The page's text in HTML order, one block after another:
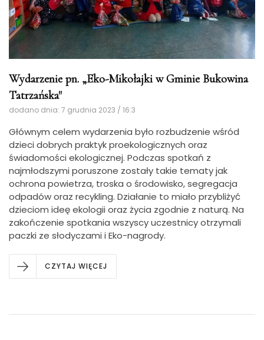
Wydarzenie pn. „Eko-Mikołajki w Gminie Bukowina
Tatrzańska"
dodano dnia: 7 grudnia 2023 / 16:3
Głównym celem wydarzenia było rozbudzenie wśród
dzieci dobrych praktyk proekologicznych oraz
świadomości ekologicznej. Podczas spotkań z
najmłodszymi poruszone zostały takie tematy jak
ochrona powietrza, troska o środowisko, segregacja
odpadów oraz recykling. Działanie to miało przybliżyć
dzieciom ideę ekologii oraz życia zgodnie z naturą. Na
zakończenie spotkania wszyscy uczestnicy otrzymali
paczki ze słodyczami i Eko-nagrody.
CZYTAJ WIĘCEJ